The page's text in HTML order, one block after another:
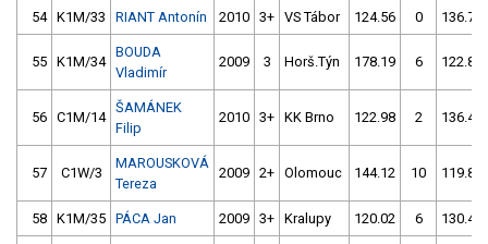
54 K1M/33 RIANT Antonín 2010 3+ VS Tábor 124.56 0 136.79
55 K1M/34
BOUDA
Vladimír
2009 3 Horš.Týn 178.19 6 122.87
56 C1M/14
ŠAMÁNEK
Filip
2010 3+ KK Brno 122.98 2 136.43
57 C1W/3
MAROUSKOVÁ
Tereza
2009 2+ Olomouc 144.12 10 119.82
58 K1M/35 PÁCA Jan 2009 3+ Kralupy 120.02 6 130.41